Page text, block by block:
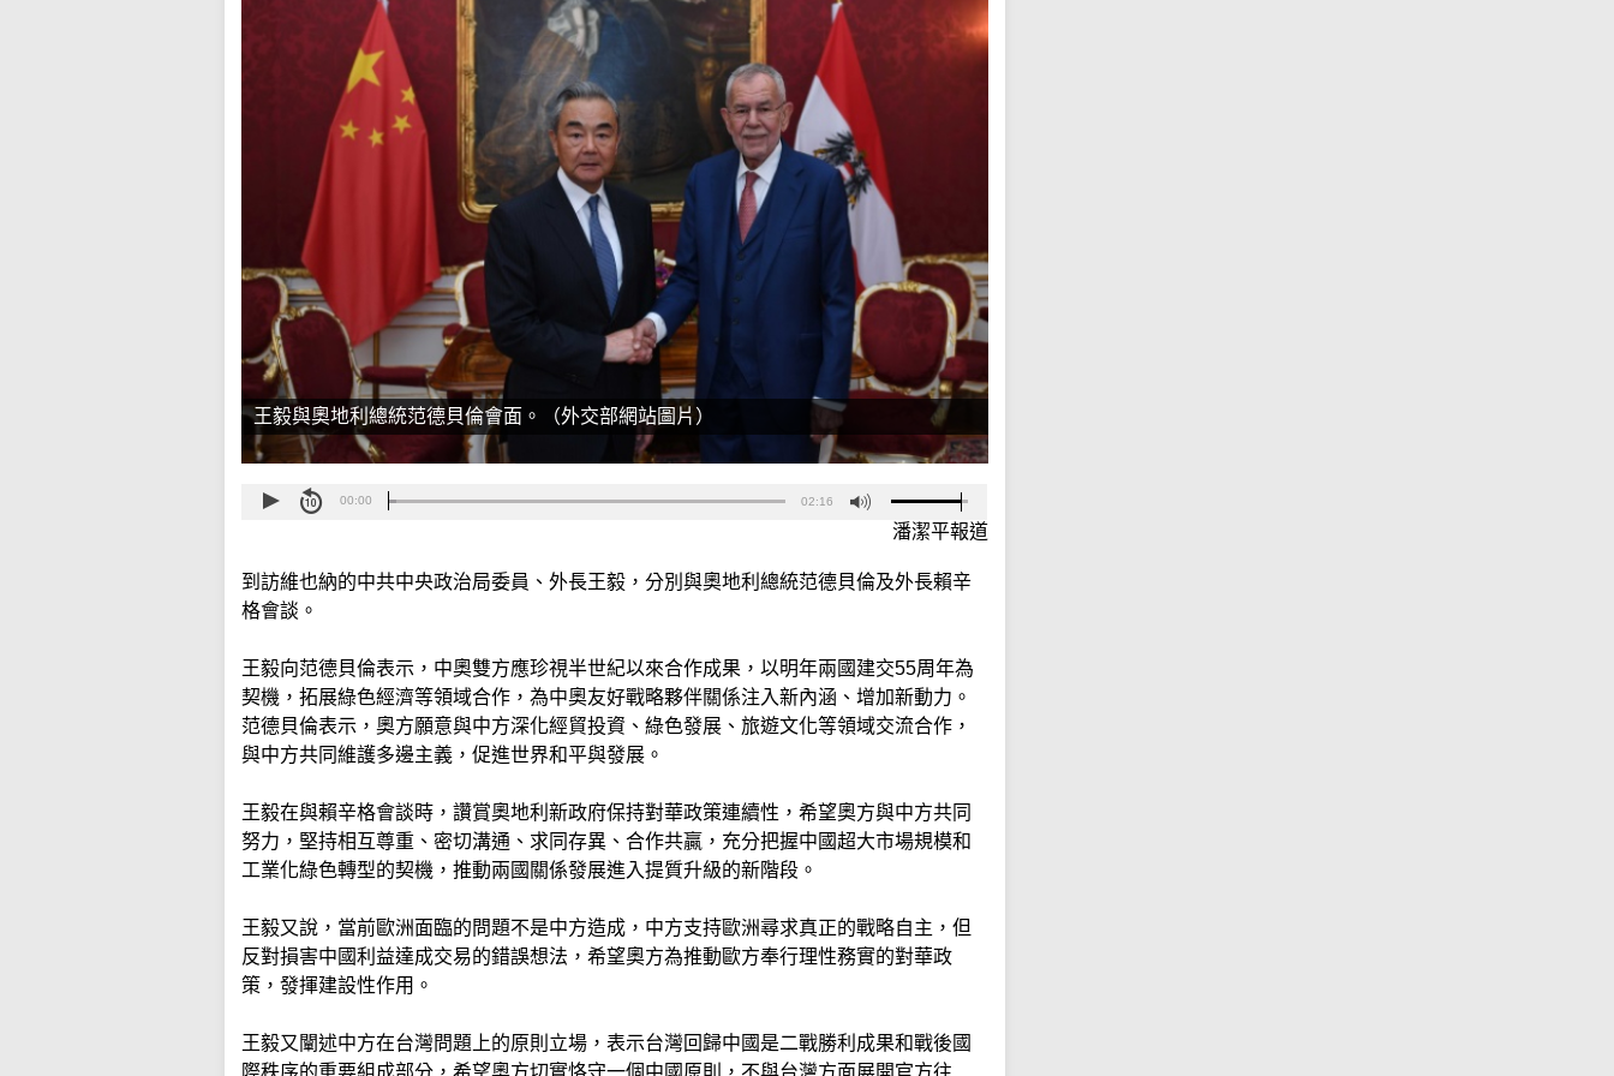
王毅與奧地利總統范德貝倫會面。（外交部網站圖片）
00:00 02:16
潘潔平報道
到訪維也納的中共中央政治局委員、外長王毅，分別與奧地利總統范德貝倫及外長賴辛
格會談。
王毅向范德貝倫表示，中奧雙方應珍視半世紀以來合作成果，以明年兩國建交55周年為
契機，拓展綠色經濟等領域合作，為中奧友好戰略夥伴關係注入新內涵、增加新動力。
范德貝倫表示，奧方願意與中方深化經貿投資、綠色發展、旅遊文化等領域交流合作，
與中方共同維護多邊主義，促進世界和平與發展。
王毅在與賴辛格會談時，讚賞奧地利新政府保持對華政策連續性，希望奧方與中方共同
努力，堅持相互尊重、密切溝通、求同存異、合作共贏，充分把握中國超大市場規模和
工業化綠色轉型的契機，推動兩國關係發展進入提質升級的新階段。
王毅又說，當前歐洲面臨的問題不是中方造成，中方支持歐洲尋求真正的戰略自主，但
反對損害中國利益達成交易的錯誤想法，希望奧方為推動歐方奉行理性務實的對華政
策，發揮建設性作用。
王毅又闡述中方在台灣問題上的原則立場，表示台灣回歸中國是二戰勝利成果和戰後國
際秩序的重要組成部分，希望奧方切實恪守一個中國原則，不與台灣方面展開官方往